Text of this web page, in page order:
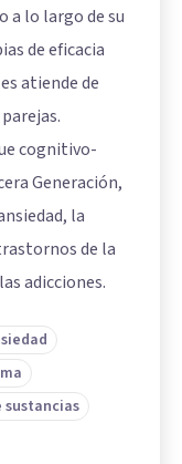
a lo largo de su
de eficacia
atiende de
cognitivo-
Generación,
la
de la
adicciones.
sustancias